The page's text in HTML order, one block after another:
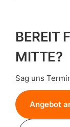
BEREIT
MITTE?
Sag uns
Angebot